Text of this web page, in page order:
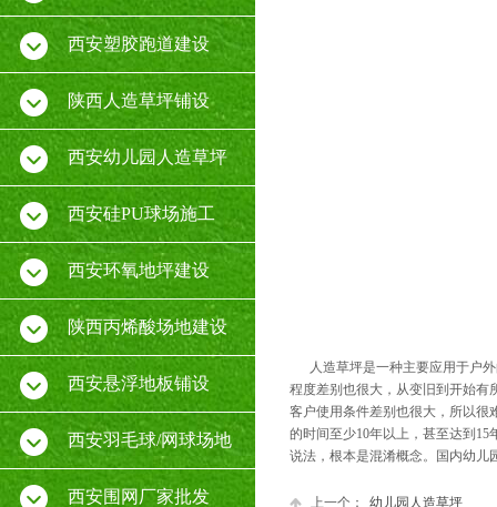
人造草坪是一种主要应用于户外
程度差别也很大，从变旧到开始有
客户使用条件差别也很大，所以很
的时间至少10年以上，甚至达到
说法，根本是混淆概念。国内幼儿
上一个：
幼儿园人造草坪
厂家 西安塑胶跑道建设
陕西人造草坪铺设
西安幼儿园人造草坪
西安硅PU球场施工
西安环氧地坪建设
陕西丙烯酸场地建设
西安悬浮地板铺设
西安羽毛球/网球场地
西安围网厂家批发